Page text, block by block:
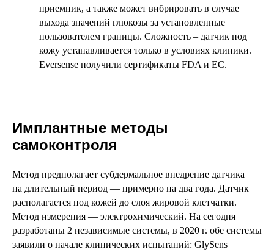
приемник, а также может вибрировать в случае
выхода значений глюкозы за установленные
пользователем границы. Сложность – датчик под
кожу устанавливается только в условиях клиники.
Eversense получили сертификаты FDA и ЕС.
Имплантные методы
самоконтроля
Метод предполагает субдермальное внедрение датчика
на длительный период — примерно на два года. Датчик
располагается под кожей до слоя жировой клетчатки.
Метод измерения — электрохимический. На сегодня
разработаны 2 независимые системы, в 2020 г. обе системы
заявили о начале клинических испытаний: GlySens